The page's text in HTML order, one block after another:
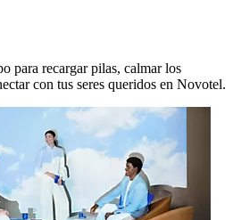
para recargar pilas, calmar los
con tus seres queridos en Novotel.